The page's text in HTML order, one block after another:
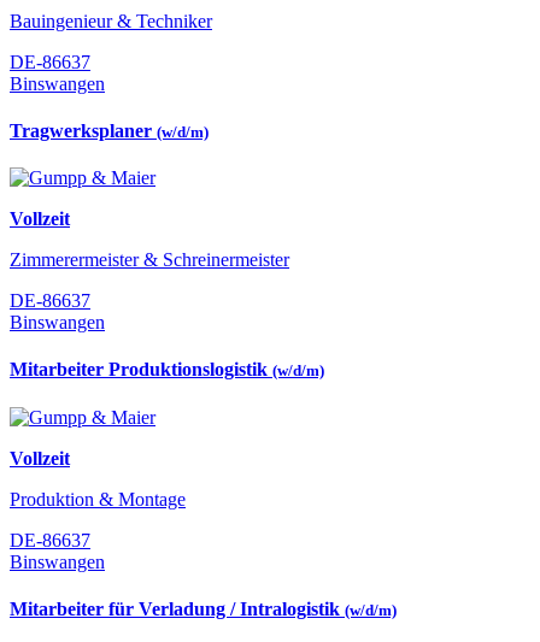
Bauingenieur & Techniker
DE-86637
Binswangen
Tragwerksplaner (w/d/m)
Vollzeit
Zimmerermeister & Schreinermeister
DE-86637
Binswangen
Mitarbeiter Produktionslogistik (w/d/m)
Vollzeit
Produktion & Montage
DE-86637
Binswangen
Mitarbeiter für Verladung / Intralogistik (w/d/m)